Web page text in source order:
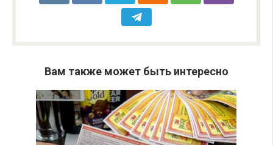
Вам также может быть интересно